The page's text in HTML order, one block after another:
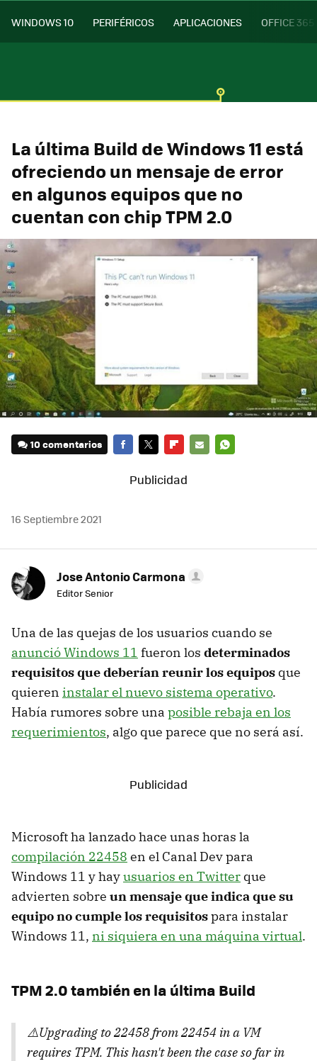
WINDOWS 10 PERIFÉRICOS APLICACIONES OFFICE 365
La última Build de Windows 11 está
ofreciendo un mensaje de error
en algunos equipos que no
cuentan con chip TPM 2.0
10 comentarios
16 Septiembre 2021
Jose Antonio Carmona
Editor Senior
Una de las quejas de los usuarios cuando se
anunció Windows 11 fueron los determinados
requisitos que deberían reunir los equipos que
quieren instalar el nuevo sistema operativo.
Había rumores sobre una posible rebaja en los
requerimientos, algo que parece que no será así.
Microsoft ha lanzado hace unas horas la
compilación 22458 en el Canal Dev para
Windows 11 y hayusuarios en Twitter que
advierten sobre un mensaje que indica que su
equipo no cumple los requisitospara instalar
Windows 11, ni siquiera en una máquina virtual.
TPM 2.0 también en la última Build
⚠️Upgrading to 22458 from 22454 in a VM
requires TPM. This hasn't been the case so far in